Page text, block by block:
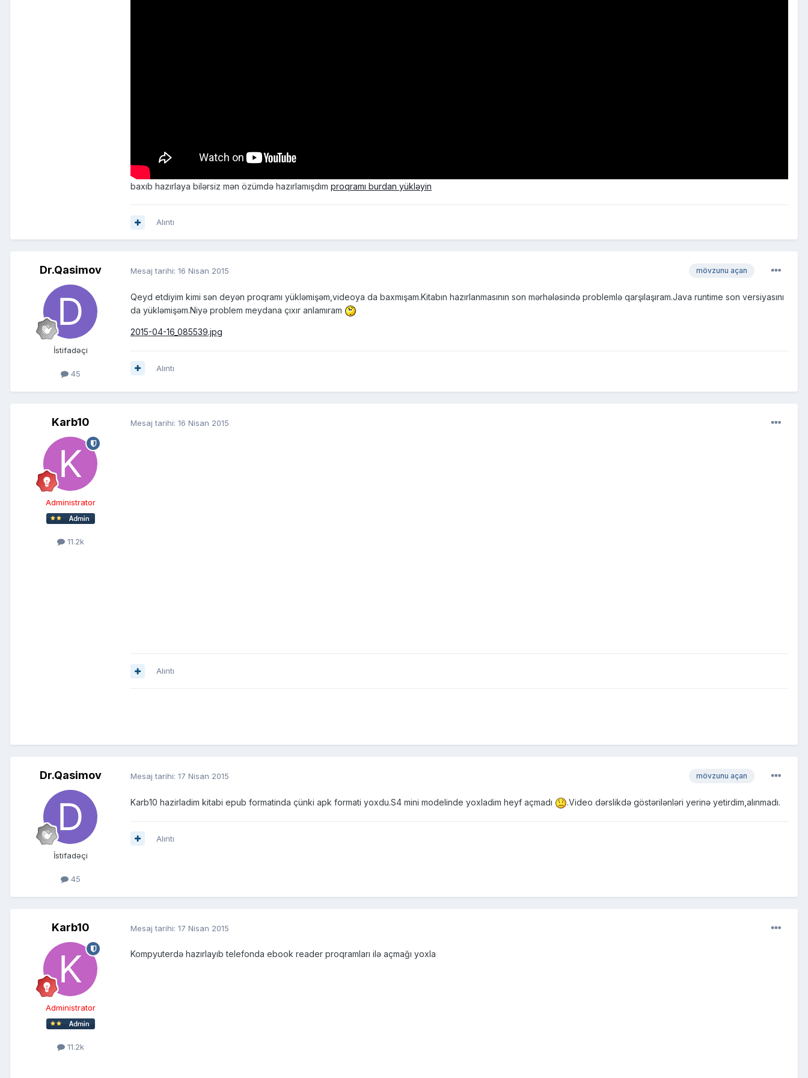
baxıb hazırlaya bilərsiz mən özümdə hazırlamışdım proqramı burdan yükləyin
Alıntı
Dr.Qasimov
İstifadəçi
45
mövzunu açan
Mesaj tarihi: 16 Nisan 2015
Qeyd etdiyim kimi sən deyən proqramı yükləmişəm,videoya da baxmışam.Kitabın hazırlanmasının son mərhələsində problemlə qarşılaşıram.Java runtime son versiyasını
da yükləmişəm.Niyə problem meydana çıxır anlamıram
2015-04-16_085539.jpg
Alıntı
Karb10
Administrator
11.2k
Mesaj tarihi: 16 Nisan 2015
Alıntı
Dr.Qasimov
İstifadəçi
45
mövzunu açan
Mesaj tarihi: 17 Nisan 2015
Karb10 hazirladim kitabi epub formatinda çünki apk formati yoxdu.S4 mini modelinde yoxladim heyf açmadı .Video dərslikdə göstərilənləri yerinə yetirdim,alınmadı.
Alıntı
Karb10
Administrator
11.2k
Mesaj tarihi: 17 Nisan 2015
Kompyuterdə hazırlayıb telefonda ebook reader proqramları ilə açmağı yoxla